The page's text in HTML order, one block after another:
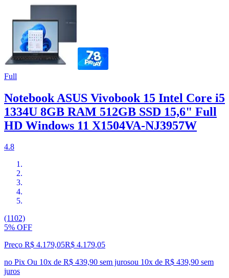
Full
Notebook ASUS Vivobook 15 Intel Core i5
1334U 8GB RAM 512GB SSD 15,6" Full
HD Windows 11 X1504VA-NJ3957W
4.8
(1102)
5% OFF
Preço R$ 4.179,05R$ 4.179,05
no Pix Ou 10x de R$ 439,90 sem jurosou 10x de R$ 439,90 sem
juros